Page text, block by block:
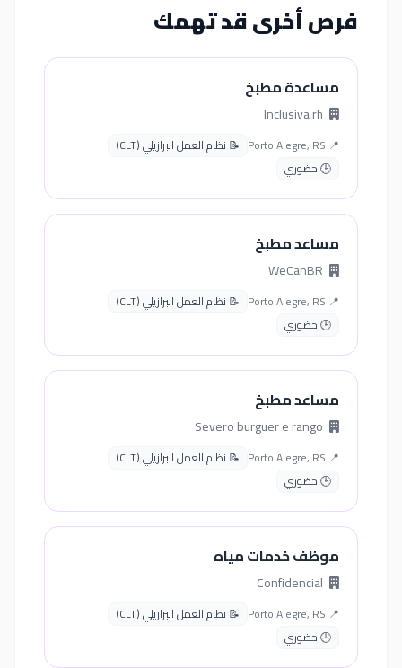
فرص أخرى قد تهمك
مساعدة مطبخ
📍 Porto Alegre, RS
📝 نظام العمل البرازيلي (CLT)
🕒 حضوري
مساعد مطبخ
📍 Porto Alegre, RS
📝 نظام العمل البرازيلي (CLT)
🕒 حضوري
مساعد مطبخ
📍 Porto Alegre, RS
📝 نظام العمل البرازيلي (CLT)
🕒 حضوري
موظف خدمات مياه
📍 Porto Alegre, RS
📝 نظام العمل البرازيلي (CLT)
🕒 حضوري